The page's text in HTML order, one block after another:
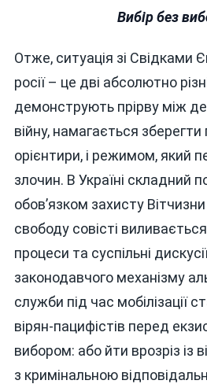
Вибір без
Отже, ситуація зі Свідками
росії – це дві абсолютно
демонструють прірву між
війну, намагається зберегти
орієнтири, і режимом, який
злочин. В Україні складний
обов’язком захисту
свободу совісті виливається
процеси та суспільні
законодавчого механізму
служби під час мобілізації
вірян-пацифістів перед
вибором: або йти врозріз із
з кримінальною